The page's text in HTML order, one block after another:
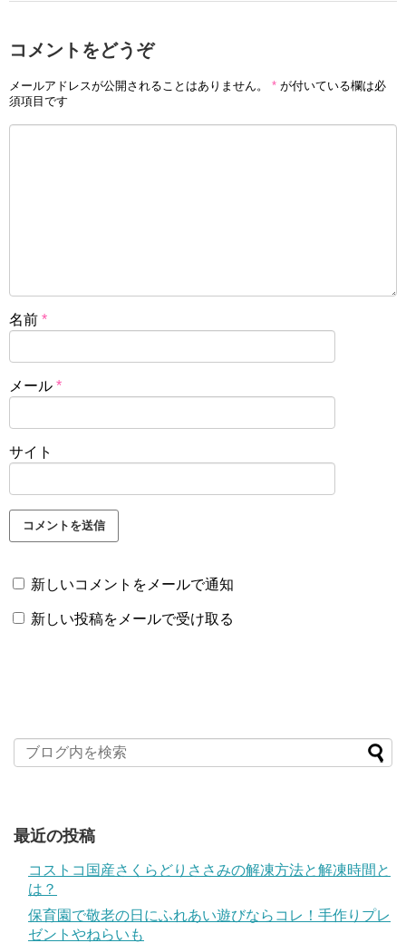
コメントをどうぞ
メールアドレスが公開されることはありません。 * が付いている欄は必
須項目です
名前 *
メール *
サイト
新しいコメントをメールで通知
新しい投稿をメールで受け取る
最近の投稿
コストコ国産さくらどりささみの解凍方法と解凍時間と
は？
保育園で敬老の日にふれあい遊びならコレ！手作りプレ
ゼントやねらいも